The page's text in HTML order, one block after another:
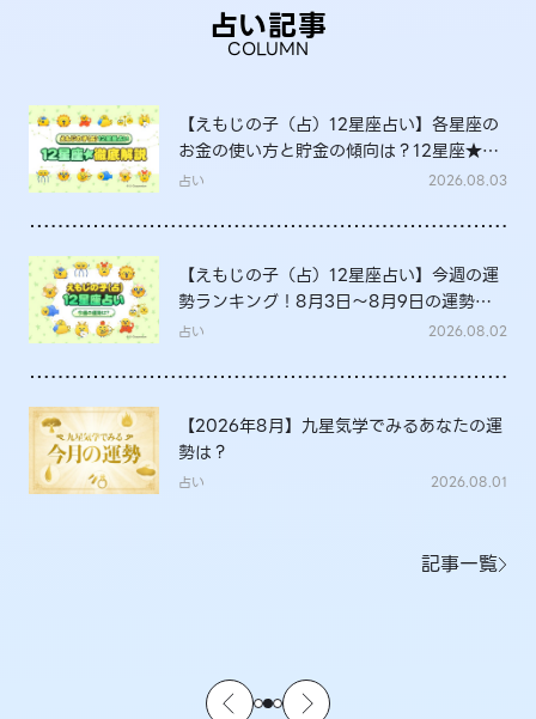
占い記事
COLUMN
【えもじの子（占）12星座占い】各星座の
お金の使い方と貯金の傾向は？12星座★徹
底解説
占い 2026.08.03
【えもじの子（占）12星座占い】今週の運
勢ランキング！8月3日～8月9日の運勢
は？
占い 2026.08.02
【2026年8月】九星気学でみるあなたの運
勢は？
占い 2026.08.01
記事一覧